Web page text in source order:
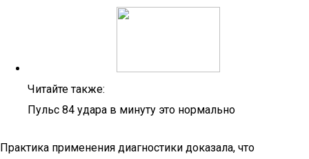
Читайте также:
Пульс 84 удара в минуту это нормально
Практика применения диагностики доказала, что